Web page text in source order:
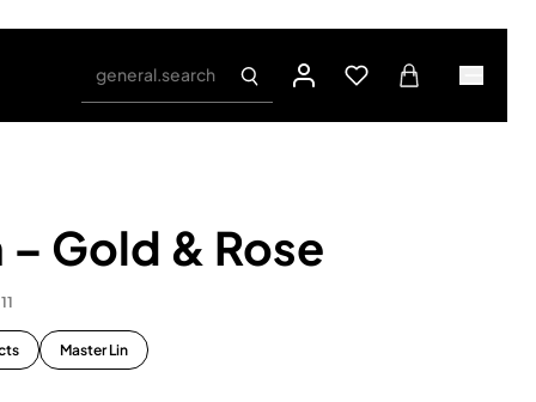
general.search
Gold & Rose
Master Lin